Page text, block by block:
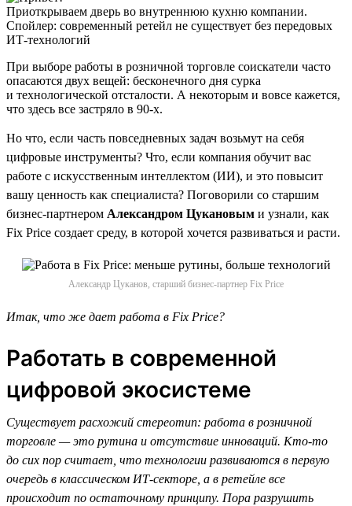
Приоткрываем дверь во внутреннюю кухню компании.
Спойлер: современный ретейл не существует без передовых
ИТ-технологий
При выборе работы в розничной торговле соискатели часто
опасаются двух вещей: бесконечного дня сурка
и технологической отсталости. А некоторым и вовсе кажется,
что здесь все застряло в 90-х.
Но что, если часть повседневных задач возьмут на себя
цифровые инструменты? Что, если компания обучит вас
работе с искусственным интеллектом (ИИ), и это повысит
вашу ценность как специалиста? Поговорили со старшим
бизнес-партнером Александром Цукановым и узнали, как
Fix Price создает среду, в которой хочется развиваться и расти.
Александр Цуканов, старший бизнес-партнер Fix Price
Итак, что же дает работа в Fix Price?
Работать в современной
цифровой экосистеме
Существует расхожий стереотип: работа в розничной
торговле — это рутина и отсутствие инноваций. Кто-то
до сих пор считает, что технологии развиваются в первую
очередь в классическом ИТ-секторе, а в ретейле все
происходит по остаточному принципу. Пора разрушить